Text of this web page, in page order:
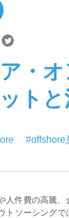
・
トと
#offshore
人件費の高騰、
トソーシングで